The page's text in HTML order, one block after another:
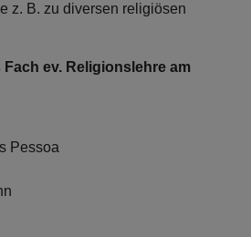
z. B. zu diversen religiösen
ev. Religionslehre am
Pessoa